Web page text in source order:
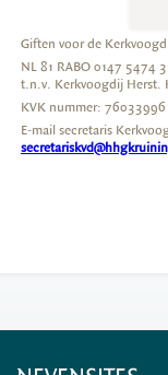
Giften voor de
NL 81 RABO 0147 5474
t.n.v. Kerkvoogdij Herst.
KVK nummer: 76033996
E-mail secretaris